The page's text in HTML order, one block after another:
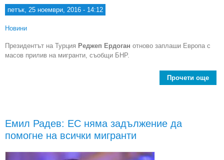
петък, 25 ноември, 2016 - 14:12
Новини
Президентът на Турция Реджеп Ердоган отново заплаши Европа с
масов прилив на мигранти, съобщи БНР.
Прочети още
Емил Радев: ЕС няма задължение да
помогне на всички мигранти